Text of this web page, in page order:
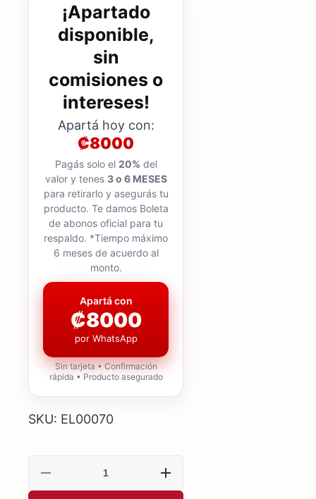
¡Apartado
disponible,
sin
comisiones o
intereses!
Apartá hoy con:
₡8000
Pagás solo el 20% del
valor y tenes 3 o 6 MESES
para retirarlo y asegurás tu
producto. Te damos Boleta
de abonos oficial para tu
respaldo. *Tiempo máximo
6 meses de acuerdo al
monto.
Apartá con
₡8000
por WhatsApp
Sin tarjeta • Confirmación
rápida • Producto asegurado
SKU: EL00070
Reducir
Aumentar